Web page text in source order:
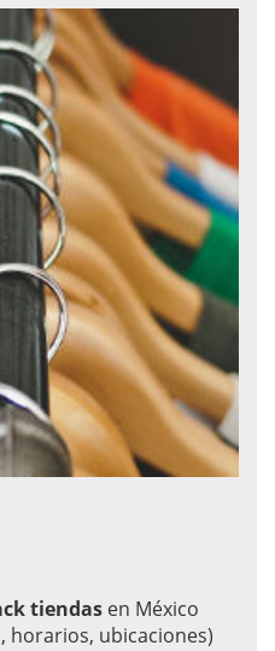
tiendas en México
horarios, ubicaciones)